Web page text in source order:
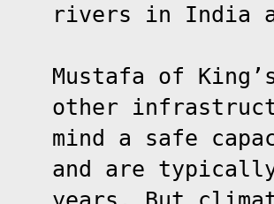
rivers in India
Mustafa of
other
mind a safe
and are